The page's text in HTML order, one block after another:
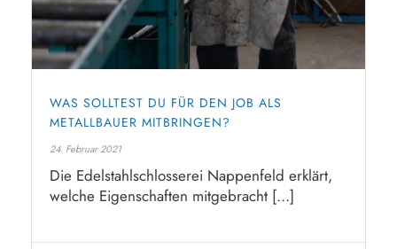
WAS SOLLTEST DU FÜR DEN JOB ALS
METALLBAUER MITBRINGEN?
24. Februar 2021
Die Edelstahlschlosserei Nappenfeld erklärt,
welche Eigenschaften mitgebracht […]